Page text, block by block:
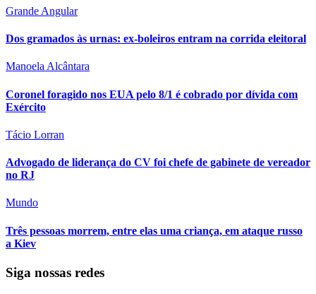
Grande Angular
Dos gramados às urnas: ex-boleiros entram na corrida eleitoral
Manoela Alcântara
Coronel foragido nos EUA pelo 8/1 é cobrado por dívida com
Exército
Tácio Lorran
Advogado de liderança do CV foi chefe de gabinete de vereador
no RJ
Mundo
Três pessoas morrem, entre elas uma criança, em ataque russo
a Kiev
Siga nossas redes